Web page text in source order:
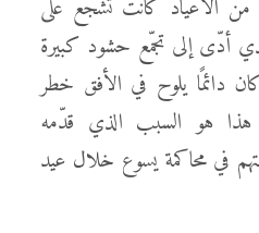
من الأعياد كانت تشجّع على
أدّى إلى تجمّع حشود كبيرة
دائمًا يلوح في الأفق خطر
هو السبب الذي قدّمه
في محاكمة يسوع خلال عيد